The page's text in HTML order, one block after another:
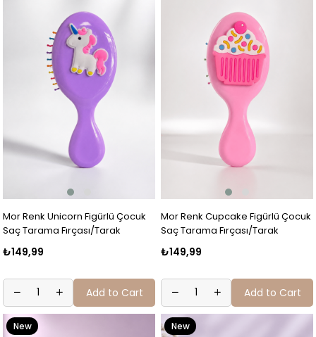
Mor Renk Unicorn Figürlü Çocuk
Saç Tarama Fırçası/Tarak
₺149,99
Add to Cart
Mor Renk Cupcake Figürlü Çocuk
Saç Tarama Fırçası/Tarak
₺149,99
Add to Cart
New
New